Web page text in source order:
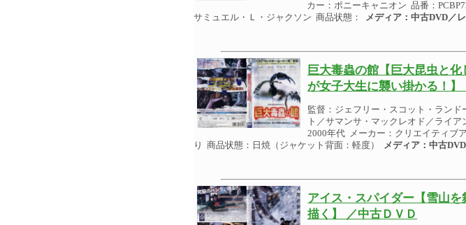
カー：ポニーキャニオン 品番：
サミュエル・Ｌ・ジャクソン 商品状態：
メディア：中古DVD／
巨大毒蟲の館【巨大昆虫と
が女子大生に襲い掛かる！
監督：ジェフリー・スコット・ラン
ト／サマンサ・マックレオド／ライ
2000年代 メーカー：クリエイティブ
り 商品状態：日焼（ジャケット背面：軽度）
メディア：中古
アイス・スパイダー【雪山
描く】 ／中古ＤＶＤ